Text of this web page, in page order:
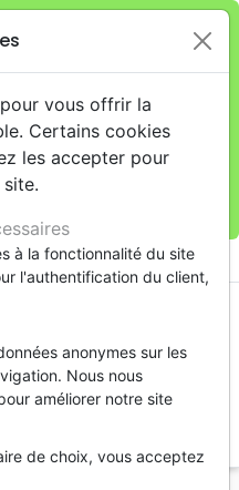
au 11 rue de Rive,
close
limitée au retrait en
veuillez passer vos
La Maison de la Bible
shopping_cart
vous offrir la
Certains cookies
les accepter pour
à la fonctionnalité du site
l'authentification du client,
anonymes sur les
Nous nous
améliorer notre site
de choix, vous acceptez